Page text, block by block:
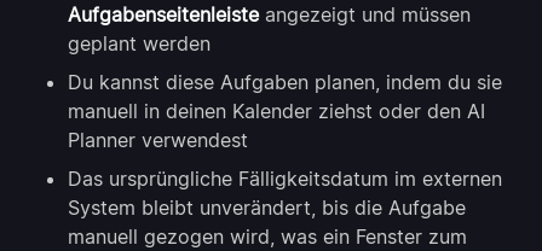
Aufgabenseitenleisteangezeigt und müssen
geplant werden
Du kannst diese Aufgaben planen, indem du sie
manuell in deinen Kalender ziehst oder den AI
Planner verwendest
Das ursprüngliche Fälligkeitsdatum im externen
System bleibt unverändert, bis die Aufgabe
manuell gezogen wird, was ein Fenster zum